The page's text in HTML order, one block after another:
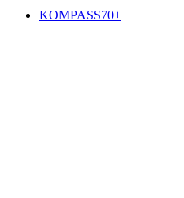
KOMPASS70+